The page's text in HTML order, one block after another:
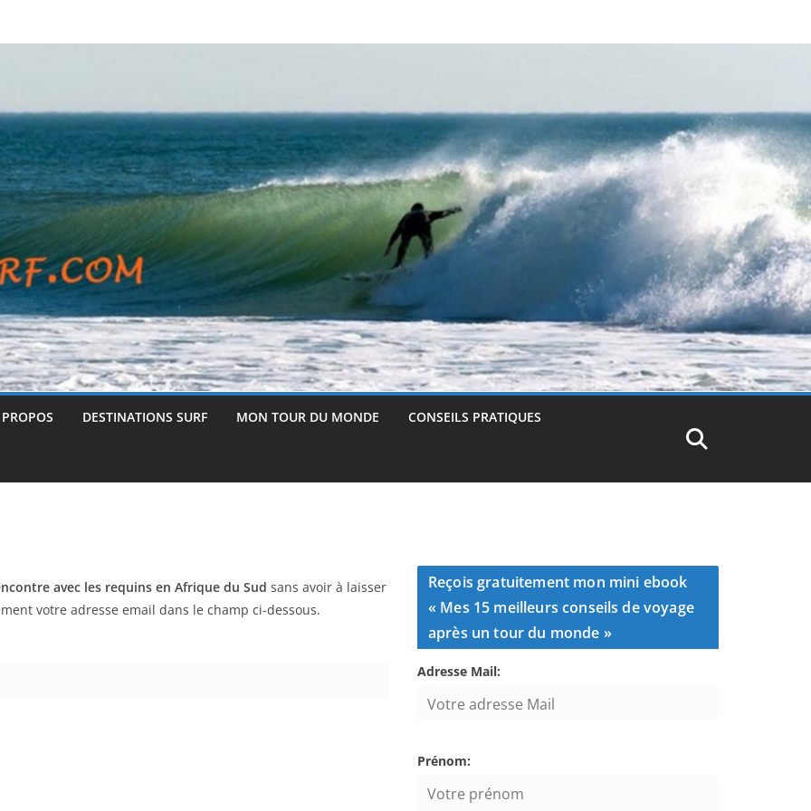
DESTINATIONS SURF MON TOUR DU MONDE CONSEILS PRATIQUES
avec les requins en Afrique du Sud sans avoir à laisser
votre adresse email dans le champ ci-dessous.
Reçois gratuitement mon mini ebook
« Mes 15 meilleurs conseils de voyage
après un tour du monde »
Adresse Mail:
Prénom: